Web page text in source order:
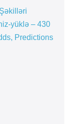
yüklə – 430
Predictions